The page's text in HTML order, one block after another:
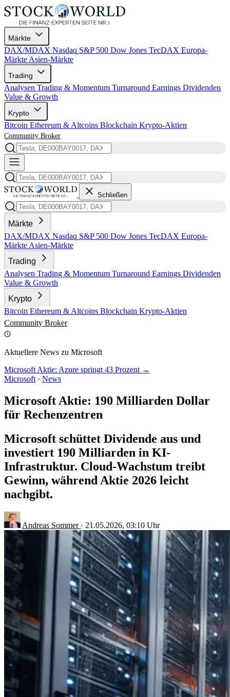
Märkte
DAX/MDAX Nasdaq S&P 500 Dow Jones TecDAX Europa-
Märkte Asien-Märkte
Trading
Analysen Trading & Momentum Turnaround Earnings Dividenden
Value & Growth
Krypto
Bitcoin Ethereum & Altcoins Blockchain Krypto-Aktien
Community Broker
Schließen
Märkte
DAX/MDAX Nasdaq S&P 500 Dow Jones TecDAX Europa-
Märkte Asien-Märkte
Trading
Analysen Trading & Momentum Turnaround Earnings Dividenden
Value & Growth
Krypto
Bitcoin Ethereum & Altcoins Blockchain Krypto-Aktien
Community Broker
Aktuellere News zu Microsoft
Microsoft Aktie: Azure springt 43 Prozent →
Microsoft · News
Microsoft Aktie: 190 Milliarden Dollar
für Rechenzentren
Microsoft schüttet Dividende aus und
investiert 190 Milliarden in KI-
Infrastruktur. Cloud-Wachstum treibt
Gewinn, während Aktie 2026 leicht
nachgibt.
Andreas Sommer · 21.05.2026, 03:10 Uhr